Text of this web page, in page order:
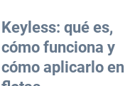
Keyless: qué es,
cómo funciona y
cómo aplicarlo en